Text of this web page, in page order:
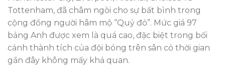
Tottenham, đã châm ngòi cho sự bất bình trong
cộng đồng người hâm mộ “Quỷ đỏ”. Mức giá 97
bảng Anh được xem là quá cao, đặc biệt trong bối
cảnh thành tích của đội bóng trên sân cỏ thời gian
gần đây không mấy khả quan.